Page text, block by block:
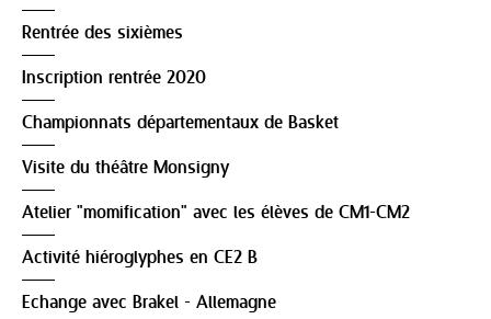
Rentrée des sixièmes
Inscription rentrée 2020
Championnats départementaux de Basket
Visite du théâtre Monsigny
Atelier "momification" avec les élèves de CM1-CM2
Activité hiéroglyphes en CE2 B
Echange avec Brakel - Allemagne